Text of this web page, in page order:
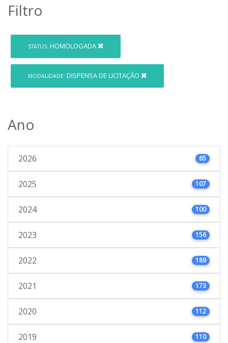
Filtro
STATUS: HOMOLOGADA
MODALIDADE: DISPENSA DE LICITAÇÃO
Ano
2026 65
2025 107
2024 100
2023 156
2022 189
2021 173
2020 112
2019 110